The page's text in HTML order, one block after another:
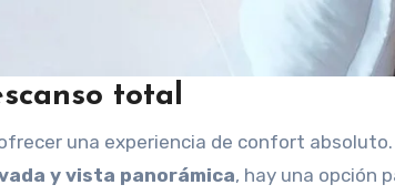
total
una experiencia de confort absoluto.
y vista panorámica, hay una opción